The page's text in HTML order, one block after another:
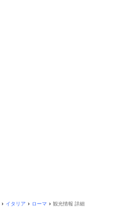
› イタリア › ローマ › 観光情報 詳細